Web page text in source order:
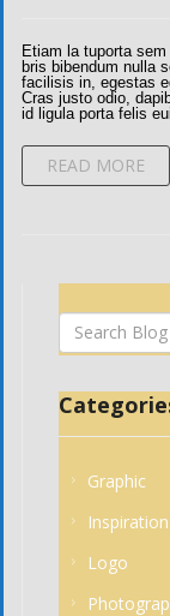
Etiam la tuporta
bris bibendum nulla
facilisis in, egestas
Cras justo odio,
id ligula porta felis
READ MORE
Search
label
Graphic
Inspiration
Logo